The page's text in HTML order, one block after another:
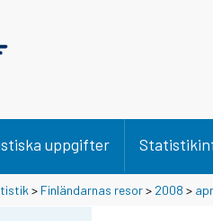
uppgifter
> Finländarnas resor> 2008 >
D
u
D
u